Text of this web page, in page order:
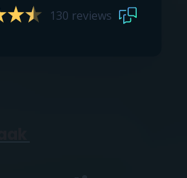
130 reviews